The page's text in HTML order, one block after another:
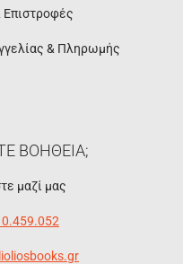
& Πληρωμής
ΒΟΗΘΕΙΑ;
μαζί μας